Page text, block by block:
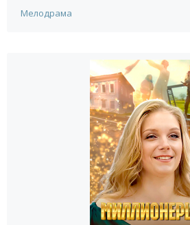
Мелодрама